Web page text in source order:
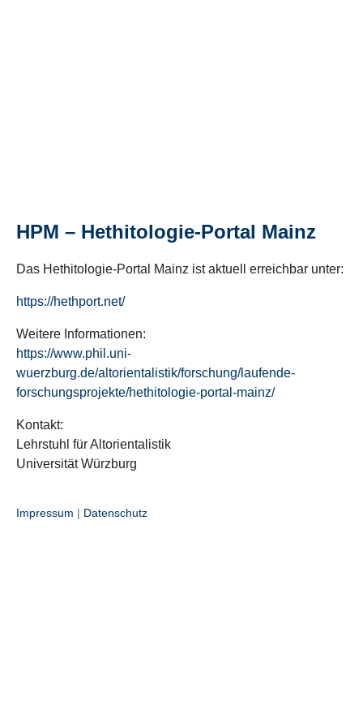
HPM – Hethitologie-Portal Mainz
Das Hethitologie-Portal Mainz ist aktuell erreichbar unter:
https://hethport.net/
Weitere Informationen:
https://www.phil.uni-
wuerzburg.de/altorientalistik/forschung/laufende-
forschungsprojekte/hethitologie-portal-mainz/
Kontakt:
Lehrstuhl für Altorientalistik
Universität Würzburg
Impressum | Datenschutz